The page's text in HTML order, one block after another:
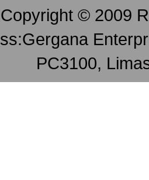
Copyright © 2009
PC3100,